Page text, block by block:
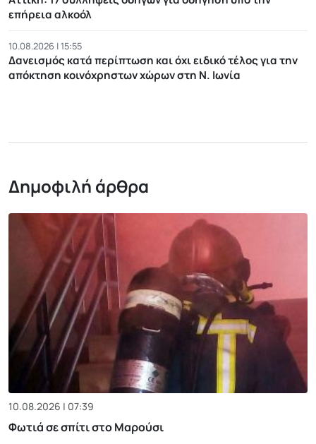
επήρεια αλκοόλ
10.08.2026 | 15:55
Δανεισμός κατά περίπτωση και όχι ειδικό τέλος για την
απόκτηση κοινόχρηστων χώρων στη Ν. Ιωνία
Δημοφιλή άρθρα
10.08.2026 | 07:39
Φωτιά σε σπίτι στο Μαρούσι